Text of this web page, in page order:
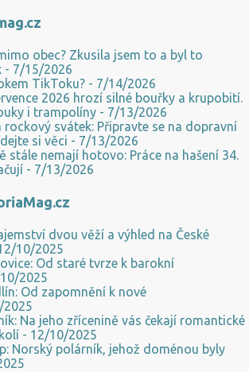
Třeba chřipkovému viru se v chladu
nás na severní polokouli zima. Taková ta
celý den mlhavo a nevlídně. Nakazí vás už 3
jde ruku v ruce i nižší vzdušná vlhkost, která
totiž připravuje snadnou cestu viru do
Pak už jen stačí, abys...
obec? Zkusila jsem to a byl to
- 7/15/2026
TikToku? - 7/14/2026
2026 hrozí silné bouřky a krupobití.
i trampolíny - 7/13/2026
rockový svátek: Připravte se na dopravní
si věci - 7/13/2026
stále nemají hotovo: Práce na hašení 34.
- 7/13/2026
dvou věží a výhled na České
10/2025
Od staré tvrze k barokní
2025
Od zapomnění k nové
2025
Na jeho zřícenině vás čekají romantické
- 12/10/2025
Norský polárník, jehož doménou byly